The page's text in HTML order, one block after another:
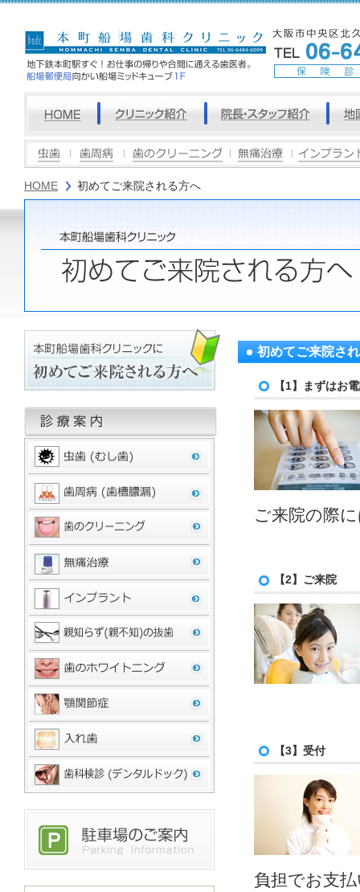
HOME 初めてご来院される方へ
初めてご来院さ
【1】まずはお
ご来院の際
【2】ご来院
【3】受付
負担でお支